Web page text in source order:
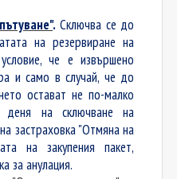
. Сключва се до
на резервиране на
че е извършено
и само в случай, че до
остават не по-малко
на сключване на
застраховка "Отмяна на
на закупения пакет,
за анулация.